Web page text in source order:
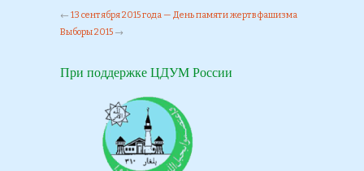
← 13 сентября 2015 года — День памяти жертв фашизма
Выборы 2015 →
При поддержке ЦДУМ России